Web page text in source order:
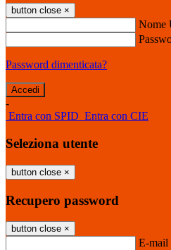
button close ×
Nome
Password dimenticata?
-
Entra con SPID Entra con CIE
Seleziona utente
button close ×
Recupero password
button close ×
E-mail